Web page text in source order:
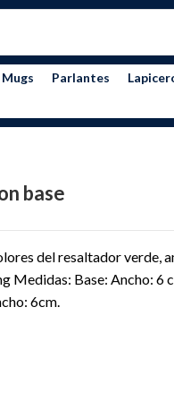
Mugs Parlantes
base
del resaltador verde,
Medidas: Base: Ancho: 6
6cm.